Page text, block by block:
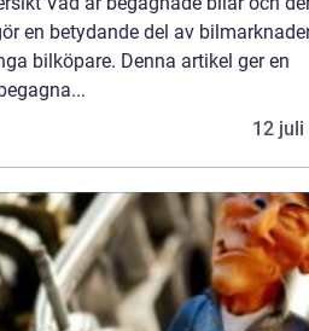
en betydande del av
bilköpare. Denna artikel ger en
12 juli